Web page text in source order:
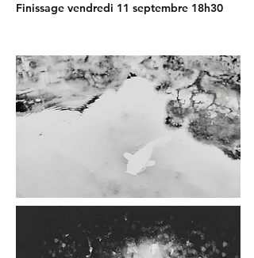
Finissage vendredi 11 septembre 18h30